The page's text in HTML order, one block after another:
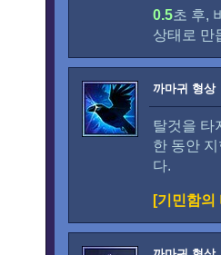
0.5초 후,
상태로 만
까마귀 형상
탈것을 타
한 동안
다.
[기민함의